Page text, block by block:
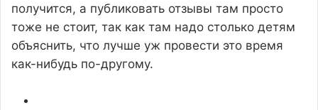
получится, а публиковать отзывы там просто
тоже не стоит, так как там надо столько детям
объяснить, что лучше уж провести это время
как-нибудь по-другому.